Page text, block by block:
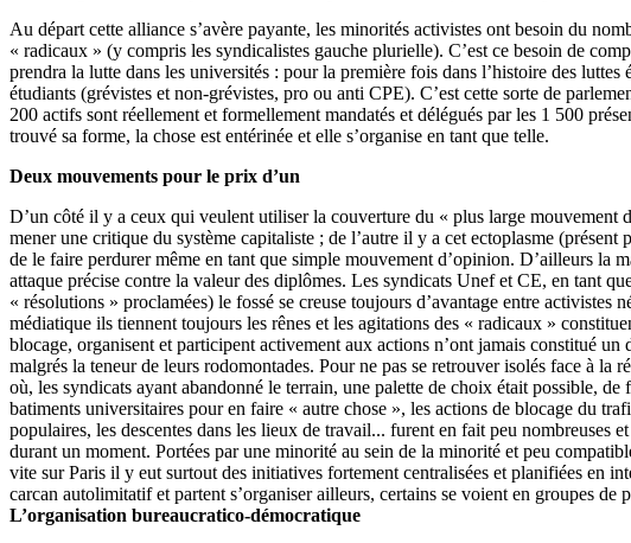
Au départ cette alliance s’avère payante, les minorités activistes ont besoin du
« radicaux » (y compris les syndicalistes gauche plurielle). C’est ce besoin de
prendra la lutte dans les universités : pour la première fois dans l’histoire des luttes
étudiants (grévistes et non-grévistes, pro ou anti CPE). C’est cette sorte de
200 actifs sont réellement et formellement mandatés et délégués par les 1 500
trouvé sa forme, la chose est entérinée et elle s’organise en tant que telle.
Deux mouvements pour le prix d’un
D’un côté il y a ceux qui veulent utiliser la couverture du « plus large mouvement
mener une critique du système capitaliste ; de l’autre il y a cet ectoplasme
de le faire perdurer même en tant que simple mouvement d’opinion. D’ailleurs la
attaque précise contre la valeur des diplômes. Les syndicats Unef et CE, en tant
« résolutions » proclamées) le fossé se creuse toujours d’avantage entre
médiatique ils tiennent toujours les rênes et les agitations des « radicaux »
blocage, organisent et participent activement aux actions n’ont jamais constitué
malgrés la teneur de leurs rodomontades. Pour ne pas se retrouver isolés face à la
où, les syndicats ayant abandonné le terrain, une palette de choix était possible,
batiments universitaires pour en faire « autre chose », les actions de blocage du
populaires, les descentes dans les lieux de travail... furent en fait peu nombreuses
durant un moment. Portées par une minorité au sein de la minorité et peu
vite sur Paris il y eut surtout des initiatives fortement centralisées et planifiées en
carcan autolimitatif et partent s’organiser ailleurs, certains se voient en groupes
L’organisation bureaucratico-démocratique